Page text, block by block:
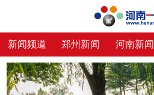
新闻频道 郑州新闻 河南新闻